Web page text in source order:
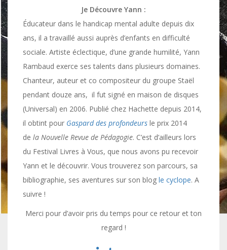
Je Découvre Yann :
Éducateur dans le handicap mental adulte depuis dix
ans, il a travaillé aussi auprès d’enfants en difficulté
sociale. Artiste éclectique, d’une grande humilité, Yann
Rambaud exerce ses talents dans plusieurs domaines.
Chanteur, auteur et co compositeur du groupe Staël
pendant douze ans, il fut signé en maison de disques
(Universal) en 2006. Publié chez Hachette depuis 2014,
il obtint pour Gaspard des profondeurs le prix 2014
de la Nouvelle Revue de Pédagogie. C’est d’ailleurs lors
du Festival Livres à Vous, que nous avons pu recevoir
Yann et le découvrir. Vous trouverez son parcours, sa
bibliographie, ses aventures sur son blog le cyclope. A
suivre !
Merci pour d’avoir pris du temps pour ce retour et ton
regard !